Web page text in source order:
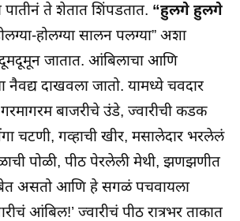
पातीनं ते शेतात शिंपडतात. “हुलगे हुलगे
होलग्या सालन पलग्या” अशा
दूमदूमून जातात. आंबिलाचा आणि
नैवद्य दाखवला जातो. यामध्ये चवदार
बाजरीचे उंडे, ज्वारीची कडक
चटणी, गव्हाची खीर, मसालेदार भरलेलं
पोळी, पीठ पेरलेली मेथी, झणझणीत
असतो आणि हे सगळं पचवायला
आंबिल!’ ज्वारीचं पीठ रात्रभर ताकात